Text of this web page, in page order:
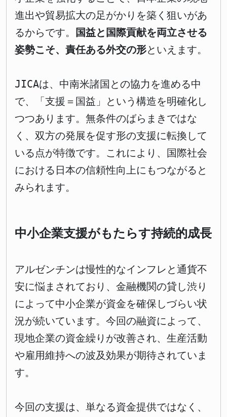
進出や貿易拡大の足がかりを築く狙いがあ
るからです。
国益と国際貢献を両立させる
姿勢こそ、責任ある外交の形といえます。
JICAは、中南米諸国との協力を進める中
で、「支援＝国益」という構造を明確化し
つつあります。無条件のばらまきではな
く、双方の発展を促す形の支援に転換して
いる点が特徴です。これにより、国際社会
における日本の信頼性向上にもつながると
みられます。
中小企業支援がもたらす持続的成長
アルゼンチンは慢性的なインフレと通貨不
安に悩まされており、金融機関の貸し渋り
によって中小企業が資金を確保しづらい状
況が続いています。今回の融資によって、
現地企業の資金繰りが改善され、生産活動
や雇用維持への波及効果が期待されていま
す。
今回の支援は、単なる資金提供ではなく、